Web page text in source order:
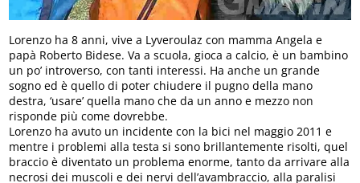
Lorenzo ha 8 anni, vive a Lyveroulaz con mamma Angela e
papà Roberto Bidese. Va a scuola, gioca a calcio, è un bambino
un po’ introverso, con tanti interessi. Ha anche un grande
sogno ed è quello di poter chiudere il pugno della mano
destra, ‘usare’ quella mano che da un anno e mezzo non
risponde più come dovrebbe.
Lorenzo ha avuto un incidente con la bici nel maggio 2011 e
mentre i problemi alla testa si sono brillantemente risolti, quel
braccio è diventato un problema enorme, tanto da arrivare alla
necrosi dei muscoli e dei nervi dell’avambraccio, alla paralisi